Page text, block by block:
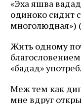
«Эха яшва
одиноко сидит
многолюдная»)
Жить одному
«бадад»
Меж тем как
мне вдруг